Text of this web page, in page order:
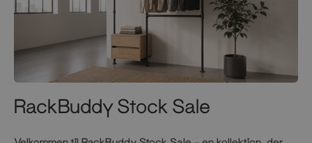
RackBuddy Stock Sale